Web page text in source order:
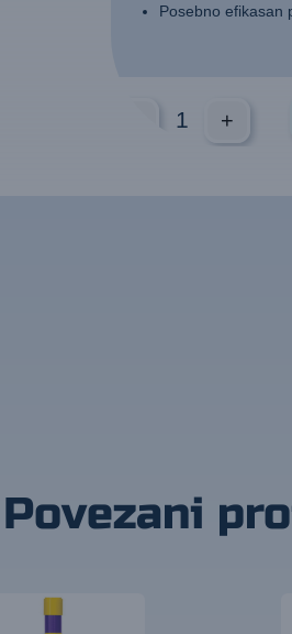
Posebno efikasan
WYNNS
+
Povezani